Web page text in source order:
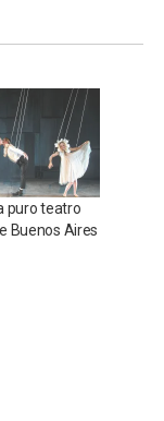
puro teatro
Buenos Aires